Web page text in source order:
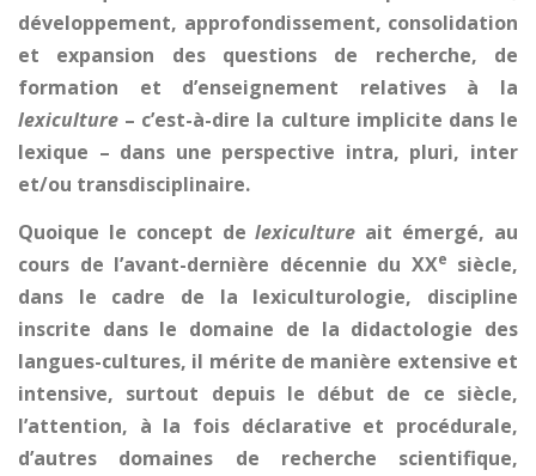
développement, approfondissement, consolidation
et expansion des questions de recherche, de
formation et d’enseignement relatives à la
lexiculture – c’est-à-dire la culture implicite dans le
lexique – dans une perspective intra, pluri, inter
et/ou transdisciplinaire.
Quoique le concept delexiculture ait émergé, au
cours de l’avant-dernière décennie du XXe siècle,
dans le cadre de la lexiculturologie, discipline
inscrite dans le domaine de la didactologie des
langues-cultures, il mérite de manière extensive et
intensive, surtout depuis le début de ce siècle,
l’attention, à la fois déclarative et procédurale,
d’autres domaines de recherche scientifique,